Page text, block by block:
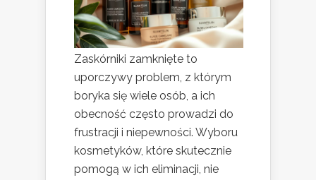
Zaskórniki zamknięte to
uporczywy problem, z którym
boryka się wiele osób, a ich
obecność często prowadzi do
frustracji i niepewności. Wyboru
kosmetyków, które skutecznie
pomogą w ich eliminacji, nie